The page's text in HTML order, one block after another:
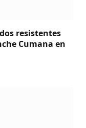
resistentes
Cumana en